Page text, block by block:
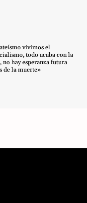
vivimos el
todo acaba con la
no hay esperanza futura
de la muerte»